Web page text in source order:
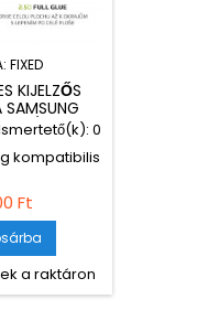
FIXED
KIJELZŐS
SAMSUNG
FE/FE 5G
FEKETE
0
kompatibilis
Ft
a raktáron